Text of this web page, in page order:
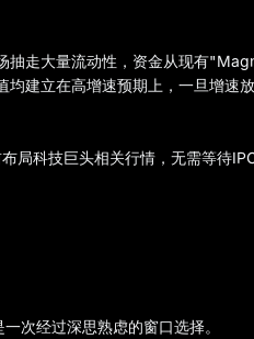
抽走大量流动性，资金从现有
建立在高增速预期上，一旦增速
局科技巨头相关行情，无需等待IPO
次经过深思熟虑的窗口选择。